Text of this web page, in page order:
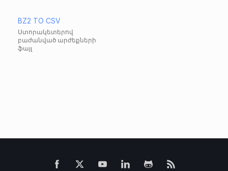
BZ2 TO CSV
Ստորակետերով
բաժանված արժեքների
ֆայլ